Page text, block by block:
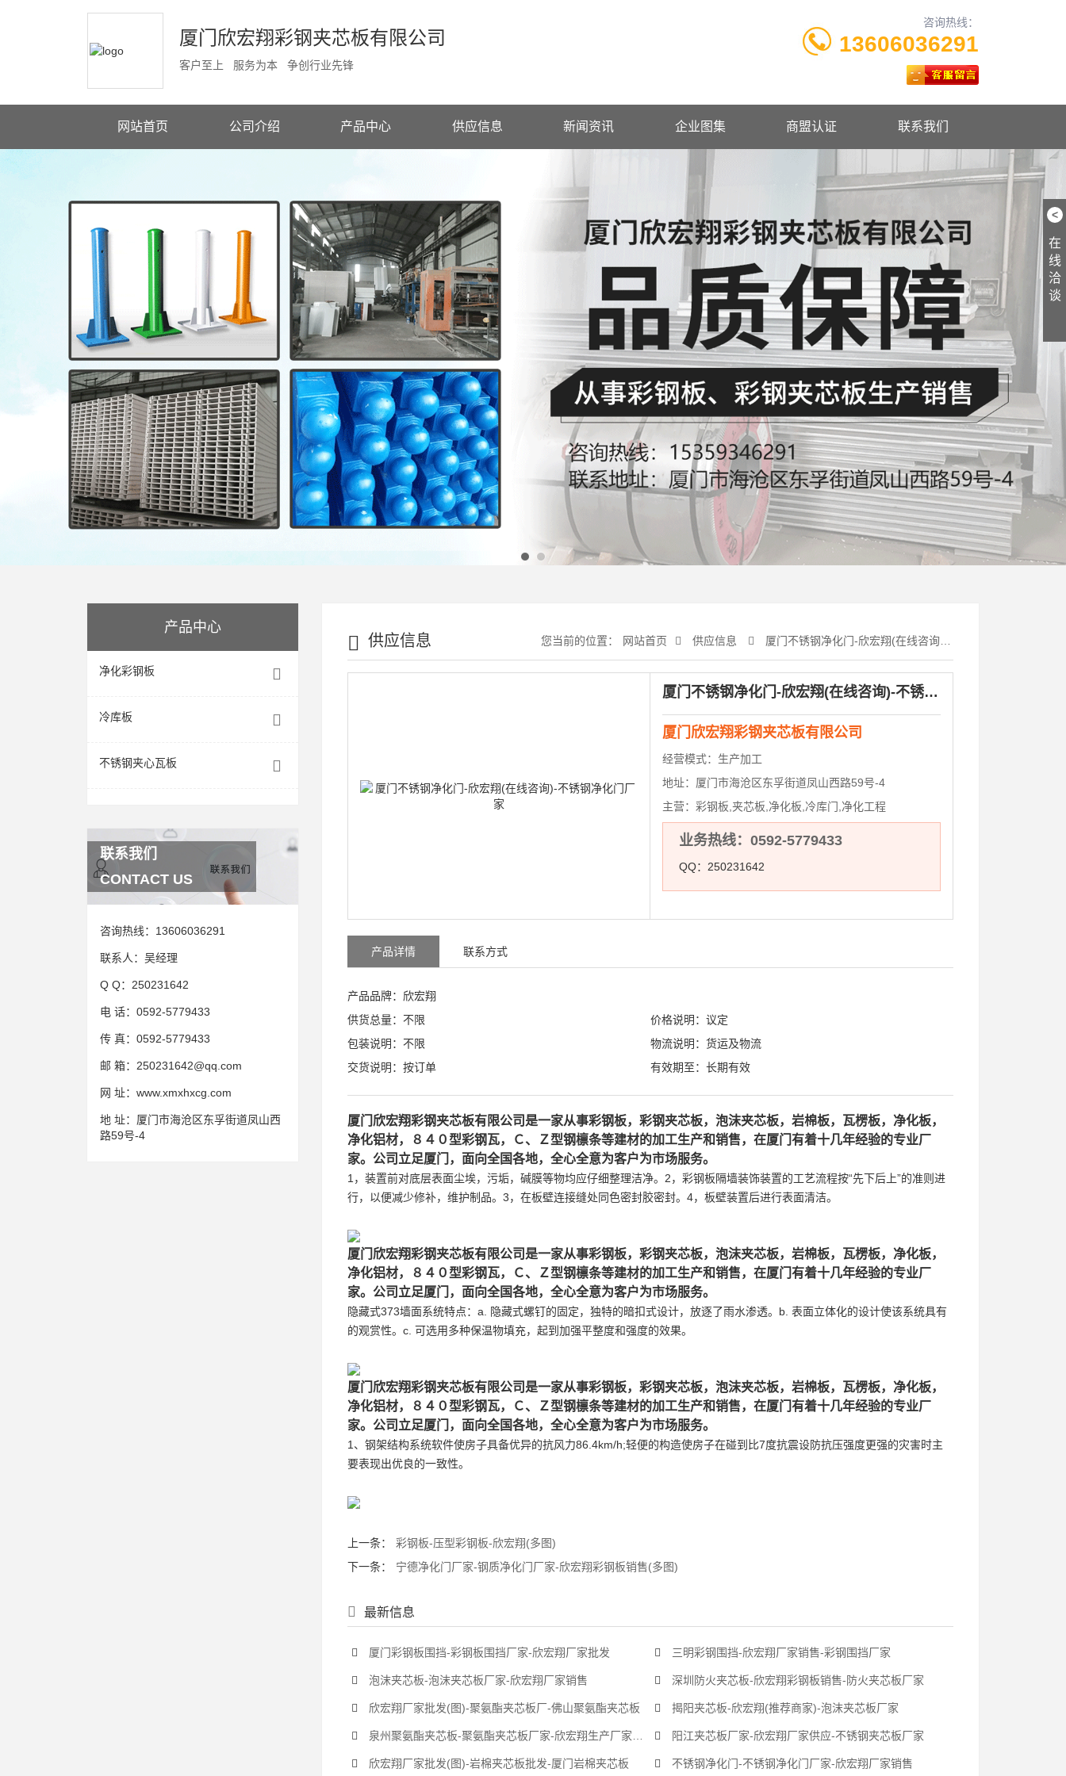
厦门欣宏翔彩钢夹芯板有限公司
客户至上 服务为本 争创行业先锋
咨询热线：
13606036291
网站首页 公司介绍 产品中心 供应信息 新闻资讯 企业图集 商盟认证 联系我们
产品中心
净化彩钢板
冷库板
不锈钢夹心瓦板
联系我们
CONTACT US
咨询热线： 13606036291
联系人： 吴经理
Q Q： 250231642
电 话： 0592-5779433
传 真： 0592-5779433
邮 箱： 250231642@qq.com
网 址： www.xmxhxcg.com
地 址： 厦门市海沧区东孚街道凤山西
路59号-4
供应信息 您当前的位置： 网站首页 供应信息 厦门不锈钢净化门-欣宏翔(在线咨询)-不锈钢净化门厂家
厦门不锈钢净化门-欣宏翔(在线咨询)-不锈钢净化门厂家
厦门欣宏翔彩钢夹芯板有限公司
经营模式： 生产加工
地址： 厦门市海沧区东孚街道凤山西路59号-4
主营： 彩钢板,夹芯板,净化板,冷库门,净化工程
业务热线：0592-5779433
QQ：250231642
产品详情 联系方式
产品品牌：欣宏翔
供货总量：不限
价格说明：议定
包装说明：不限
物流说明：货运及物流
交货说明：按订单
有效期至：长期有效
厦门欣宏翔彩钢夹芯板有限公司是一家从事彩钢板，彩钢夹芯板，泡沫夹芯板，岩棉板，瓦楞板，净化板，
净化铝材，８４０型彩钢瓦，Ｃ、Ｚ型钢檩条等建材的加工生产和销售，在厦门有着十几年经验的专业厂
家。公司立足厦门，面向全国各地，全心全意为客户为市场服务。
1，装置前对底层表面尘埃，污垢，碱膜等物均应仔细整理洁净。2，彩钢板隔墙装饰装置的工艺流程按“先下后上”的准则进
行，以便减少修补，维护制品。3，在板壁连接缝处同色密封胶密封。4，板壁装置后进行表面清洁。
厦门欣宏翔彩钢夹芯板有限公司是一家从事彩钢板，彩钢夹芯板，泡沫夹芯板，岩棉板，瓦楞板，净化板，
净化铝材，８４０型彩钢瓦，Ｃ、Ｚ型钢檩条等建材的加工生产和销售，在厦门有着十几年经验的专业厂
家。公司立足厦门，面向全国各地，全心全意为客户为市场服务。
隐藏式373墙面系统特点：a. 隐藏式螺钉的固定，独特的暗扣式设计，放逐了雨水渗透。b. 表面立体化的设计使该系统具有
的观赏性。c. 可选用多种保温物填充，起到加强平整度和强度的效果。
厦门欣宏翔彩钢夹芯板有限公司是一家从事彩钢板，彩钢夹芯板，泡沫夹芯板，岩棉板，瓦楞板，净化板，
净化铝材，８４０型彩钢瓦，Ｃ、Ｚ型钢檩条等建材的加工生产和销售，在厦门有着十几年经验的专业厂
家。公司立足厦门，面向全国各地，全心全意为客户为市场服务。
1、钢架结构系统软件使房子具备优异的抗风力86.4km/h;轻便的构造使房子在碰到比7度抗震设防抗压强度更强的灾害时主
要表现出优良的一致性。
上一条：
彩钢板-压型彩钢板-欣宏翔(多图)
下一条：
宁德净化门厂家-钢质净化门厂家-欣宏翔彩钢板销售(多图)
最新信息
厦门彩钢板围挡-彩钢板围挡厂家-欣宏翔厂家批发 三明彩钢围挡-欣宏翔厂家销售-彩钢围挡厂家
泡沫夹芯板-泡沫夹芯板厂家-欣宏翔厂家销售 深圳防火夹芯板-欣宏翔彩钢板销售-防火夹芯板厂家
欣宏翔厂家批发(图)-聚氨酯夹芯板厂-佛山聚氨酯夹芯板 揭阳夹芯板-欣宏翔(推荐商家)-泡沫夹芯板厂家
泉州聚氨酯夹芯板-聚氨酯夹芯板厂家-欣宏翔生产厂家(多图) 阳江夹芯板厂家-欣宏翔厂家供应-不锈钢夹芯板厂家
欣宏翔厂家批发(图)-岩棉夹芯板批发-厦门岩棉夹芯板 不锈钢净化门-不锈钢净化门厂家-欣宏翔厂家销售
<
在
线
洽
谈